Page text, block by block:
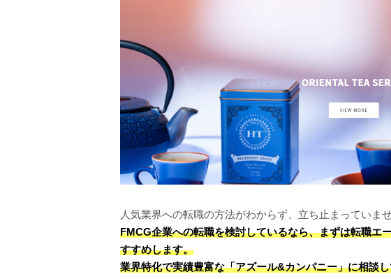
人気業界への転職の方法がわからず、立ち止まっていま
FMCG企業への転職を検討しているなら、まずは転職エ
すすめします。
業界特化で実績豊富な「アズール&カンパニー」に相談